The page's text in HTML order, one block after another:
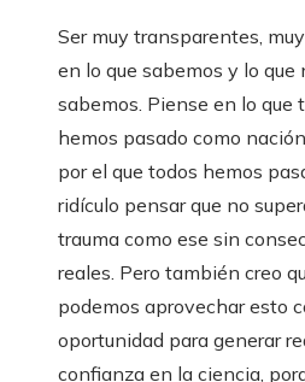
Ser muy transparentes,
en lo que sabemos y lo que
sabemos. Piense en lo que
hemos pasado como
por el que todos hemos
ridículo pensar que no
trauma como ese sin
reales. Pero también creo
podemos aprovechar esto
oportunidad para generar
confianza en la ciencia,